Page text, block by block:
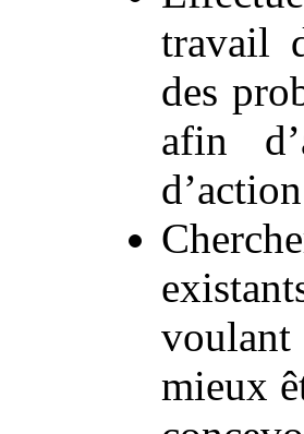
travail
des
afin
mieux